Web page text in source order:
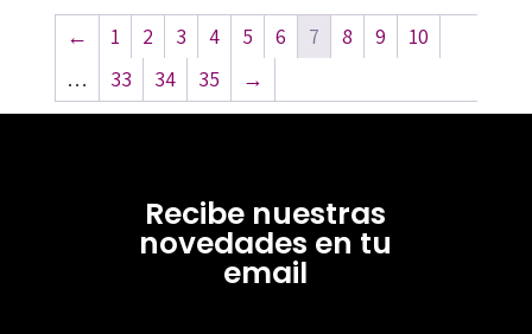
← 1 2 3 4 5 6 7 8 9
10
…
33 34 35 →
Recibe nuestras
novedades en tu
email